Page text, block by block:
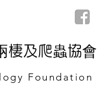
棲及爬蟲協會
Foundation